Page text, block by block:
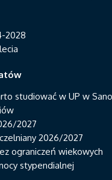
2028
studiować w UP w
2027
2026/2027
ograniczeń wiekowych
stypendialnej